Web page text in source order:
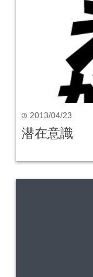
time 2013/04/23
潜在意識